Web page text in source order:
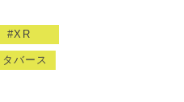
XR
タバース